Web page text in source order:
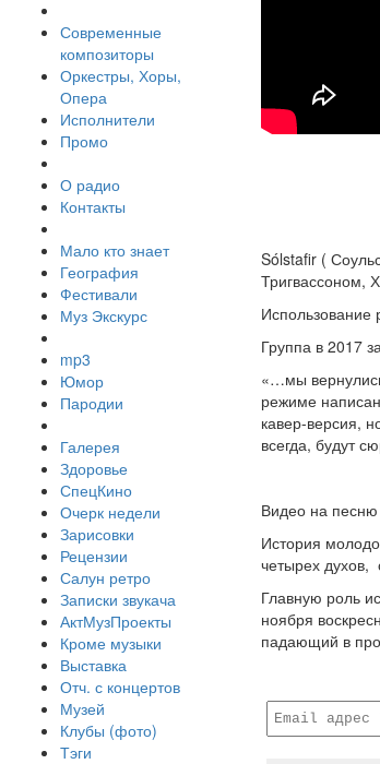
Современные
композиторы
Оркестры, Хоры,
Опера
Исполнители
Промо
О радио
Контакты
Мало кто знает
География
Фестивали
Муз Экскурс
mp3
Юмор
Пародии
Галерея
Здоровье
СпецКино
Очерк недели
Зарисовки
Рецензии
Салун ретро
Записки звукача
АктМузПроекты
Кроме музыки
Выставка
Отч. с концертов
Музей
Клубы (фото)
Тэги
Sólstafir (
Тригвассоном,
Использование
Группа в 2017
«…мы
режиме
кавер-версия,
всегда, будут
Видео на песню
История
четырех духов,
Главную роль
ноября
падающий в